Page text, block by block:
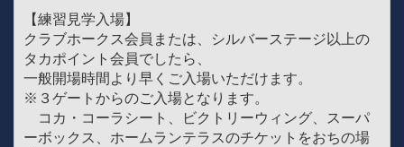
【練習見学入場】
クラブホークス会員または、シルバーステージ以上の
タカポイント会員でしたら、
一般開場時間より早くご入場いただけます。
※３ゲートからのご入場となります。
コカ・コーラシート、ビクトリーウィング、スーパ
ーボックス、ホームランテラスのチケットをおちの場